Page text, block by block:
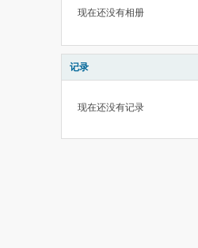
现在还没有相册
记录
现在还没有记录